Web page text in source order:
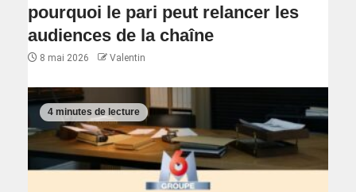
pourquoi le pari peut relancer les
audiences de la chaîne
8 mai 2026 Valentin
4 minutes de lecture